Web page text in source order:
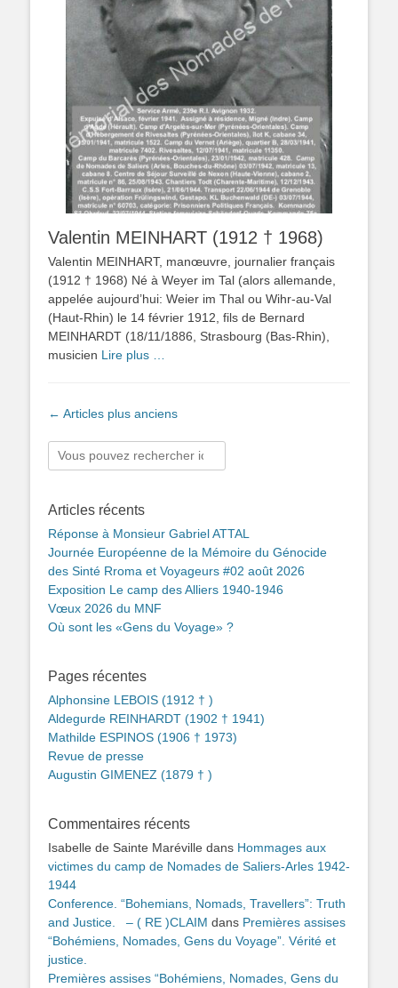
Valentin MEINHART (1912 † 1968)
Valentin MEINHART, manœuvre, journalier français
(1912 † 1968) Né à Weyer im Tal (alors allemande,
appelée aujourd’hui: Weier im Thal ou Wihr-au-Val
(Haut-Rhin) le 14 février 1912, fils de Bernard
MEINHARDT (18/11/1886, Strasbourg (Bas-Rhin),
musicien Lire plus …
Navigation
articles
← Articles plus anciens
Rechercher :
Articles récents
Réponse à Monsieur Gabriel ATTAL
Journée Européenne de la Mémoire du Génocide
des Sinté Rroma et Voyageurs #02 août 2026
Exposition Le camp des Alliers 1940-1946
Vœux 2026 du MNF
Où sont les «Gens du Voyage» ?
Pages récentes
Alphonsine LEBOIS (1912 † )
Aldegurde REINHARDT (1902 † 1941)
Mathilde ESPINOS (1906 † 1973)
Revue de presse
Augustin GIMENEZ (1879 † )
Commentaires récents
Isabelle de Sainte Maréville dans Hommages aux
victimes du camp de Nomades de Saliers-Arles 1942-
1944
Conference. “Bohemians, Nomads, Travellers”: Truth
and Justice. – ( RE )CLAIM dans Premières assises
“Bohémiens, Nomades, Gens du Voyage”. Vérité et
justice.
Premières assises “Bohémiens, Nomades, Gens du